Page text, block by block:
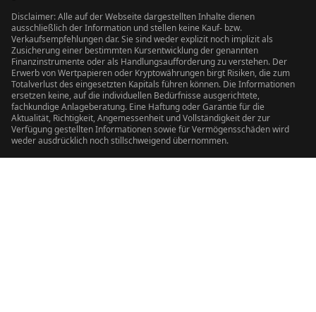
Disclaimer: Alle auf der Webseite dargestellten Inhalte dienen
ausschließlich der Information und stellen keine Kauf- bzw.
Verkaufsempfehlungen dar. Sie sind weder explizit noch implizit als
Zusicherung einer bestimmten Kursentwicklung der genannten
Finanzinstrumente oder als Handlungsaufforderung zu verstehen. Der
Erwerb von Wertpapieren oder Kryptowährungen birgt Risiken, die zum
Totalverlust des eingesetzten Kapitals führen können. Die Informationen
ersetzen keine, auf die individuellen Bedürfnisse ausgerichtete,
fachkundige Anlageberatung. Eine Haftung oder Garantie für die
Aktualität, Richtigkeit, Angemessenheit und Vollständigkeit der zur
Verfügung gestellten Informationen sowie für Vermögensschäden wird
weder ausdrücklich noch stillschweigend übernommen.